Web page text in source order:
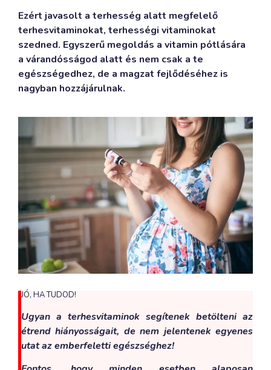
Ezért javasolt a terhesség alatt megfelelő
terhesvitaminokat, terhességi vitaminokat
szedned. Egyszerű megoldás a vitamin pótlására
a várandósságod alatt és nem csak a te
egészségedhez, de a magzat fejlődéséhez is
nagyban hozzájárulnak.
JÓ, HA TUDOD!
Ugyan a terhesvitaminok segítenek betölteni az
étrend hiányosságait, de nem jelentenek egyenes
utat az emberfeletti egészséghez!